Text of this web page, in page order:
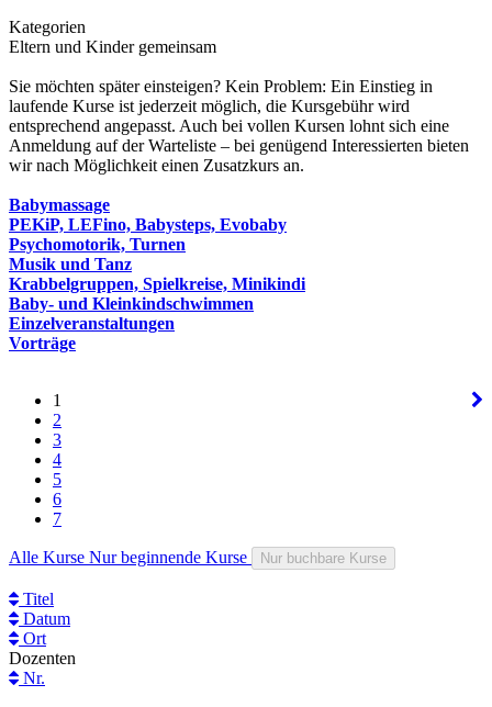
Kategorien
Eltern und Kinder gemeinsam
Sie möchten später einsteigen? Kein Problem: Ein Einstieg in
laufende Kurse ist jederzeit möglich, die Kursgebühr wird
entsprechend angepasst. Auch bei vollen Kursen lohnt sich eine
Anmeldung auf der Warteliste – bei genügend Interessierten bieten
wir nach Möglichkeit einen Zusatzkurs an.
Babymassage
PEKiP, LEFino, Babysteps, Evobaby
Psychomotorik, Turnen
Musik und Tanz
Krabbelgruppen, Spielkreise, Minikindi
Baby- und Kleinkindschwimmen
Einzelveranstaltungen
Vorträge
1
2
3
4
5
6
7
Alle Kurse Nur beginnende Kurse Nur buchbare Kurse
Titel
Datum
Ort
Dozenten
Nr.